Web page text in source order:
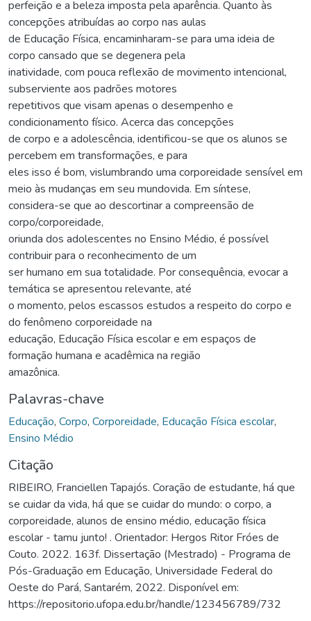
perfeição e a beleza imposta pela aparência. Quanto às
concepções atribuídas ao corpo nas aulas
de Educação Física, encaminharam-se para uma ideia de
corpo cansado que se degenera pela
inatividade, com pouca reflexão de movimento intencional,
subserviente aos padrões motores
repetitivos que visam apenas o desempenho e
condicionamento físico. Acerca das concepções
de corpo e a adolescência, identificou-se que os alunos se
percebem em transformações, e para
eles isso é bom, vislumbrando uma corporeidade sensível em
meio às mudanças em seu mundovida. Em síntese,
considera-se que ao descortinar a compreensão de
corpo/corporeidade,
oriunda dos adolescentes no Ensino Médio, é possível
contribuir para o reconhecimento de um
ser humano em sua totalidade. Por consequência, evocar a
temática se apresentou relevante, até
o momento, pelos escassos estudos a respeito do corpo e
do fenômeno corporeidade na
educação, Educação Física escolar e em espaços de
formação humana e acadêmica na região
amazônica.
Palavras-chave
Educação, Corpo, Corporeidade, Educação Física escolar,
Ensino Médio
Citação
RIBEIRO, Franciellen Tapajós. Coração de estudante, há que
se cuidar da vida, há que se cuidar do mundo: o corpo, a
corporeidade, alunos de ensino médio, educação física
escolar - tamu junto! . Orientador: Hergos Ritor Fróes de
Couto. 2022. 163f. Dissertação (Mestrado) - Programa de
Pós-Graduação em Educação, Universidade Federal do
Oeste do Pará, Santarém, 2022. Disponível em:
https://repositorio.ufopa.edu.br/handle/123456789/732